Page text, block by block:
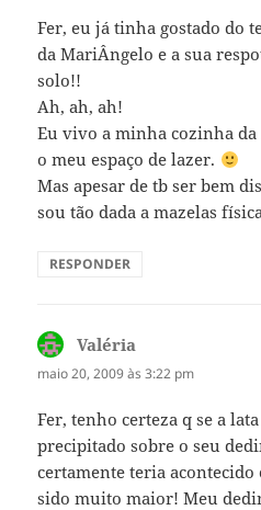
Fer, eu já tinha gostado do
da MariÂngelo e a sua
solo!!
Ah, ah, ah!
Eu vivo a minha cozinha
o meu espaço de lazer.
Mas apesar de tb ser bem
sou tão dada a mazelas
RESPONDER
Valéria
maio 20, 2009 às 3:22 pm
Fer, tenho certeza q se a
precipitado sobre o seu
certamente teria
sido muito maior! Meu